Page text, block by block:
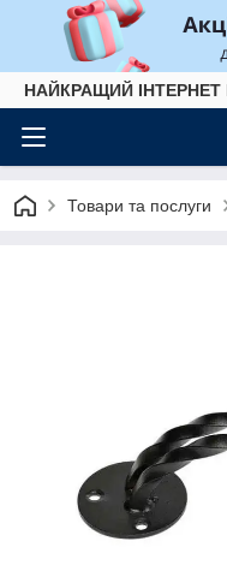
НАЙКРАЩИЙ
Товари та послуги